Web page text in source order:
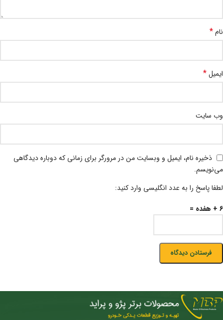
نام*
ایمیل*
وب‌ سایت
ذخیره نام، ایمیل و وبسایت من در مرورگر برای زمانی که دوباره دیدگاهی
می‌نویسم.
لطفا پاسخ را به عدد انگلیسی وارد کنید:
6 + هفده =